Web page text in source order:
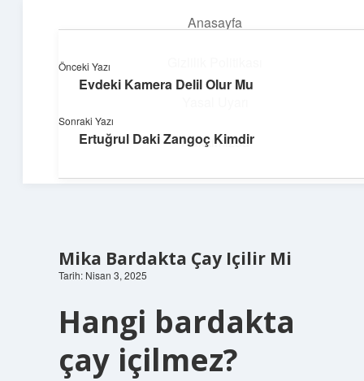
Anasayfa
Hakkımızda
Dalgalardan ilham alan neşeli bilgiler!
Mika Bardakta Çay Içilir Mi
Tarih: Nisan 3, 2025
Hangi bardakta
çay içilmez?
Önceki Yazı
Evdeki Kamera Delil Olur Mu
Sonraki Yazı
Ertuğrul Daki Zangoç Kimdir